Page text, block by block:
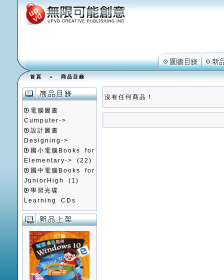
首頁»商品目錄
電腦圖書
Cumputer->
設計圖書
Designing->
國小電腦Books for
Elementary->
(22)
國中電腦Books for
JuniorHigh
(1)
學習光碟
Learning CDs
沒有任何商品！